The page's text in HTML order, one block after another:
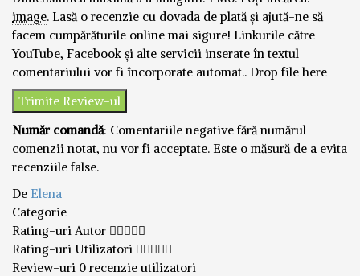
image. Lasă o recenzie cu dovada de plată și ajută-ne să
facem cumpărăturile online mai sigure! Linkurile către
YouTube, Facebook și alte servicii inserate în textul
comentariului vor fi încorporate automat.. Drop file here
Număr comandă: Comentariile negative fără numărul
comenzii notat, nu vor fi acceptate. Este o măsură de a evita
recenziile false.
De Elena
Categorie
Rating-uri Autor
Rating-uri Utilizatori
Review-uri 0 recenzie utilizatori